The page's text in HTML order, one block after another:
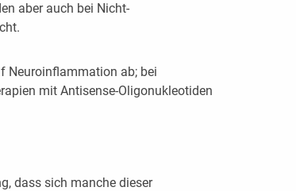
aber auch bei Nicht-
Neuroinflammation ab; bei
mit Antisense-Oligonukleotiden
dass sich manche dieser